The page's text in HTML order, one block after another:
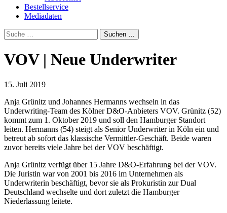
Bestellservice
Mediadaten
VOV | Neue Underwriter
15. Juli 2019
Anja Grünitz und Johannes Hermanns wechseln in das
Underwriting-Team des Kölner D&O-Anbieters VOV. Grünitz (52)
kommt zum 1. Oktober 2019 und soll den Hamburger Standort
leiten. Hermanns (54) steigt als Senior Underwriter in Köln ein und
betreut ab sofort das klassische Vermittler-Geschäft. Beide waren
zuvor bereits viele Jahre bei der VOV beschäftigt.
Anja Grünitz verfügt über 15 Jahre D&O-Erfahrung bei der VOV.
Die Juristin war von 2001 bis 2016 im Unternehmen als
Underwriterin beschäftigt, bevor sie als Prokuristin zur Dual
Deutschland wechselte und dort zuletzt die Hamburger
Niederlassung leitete.